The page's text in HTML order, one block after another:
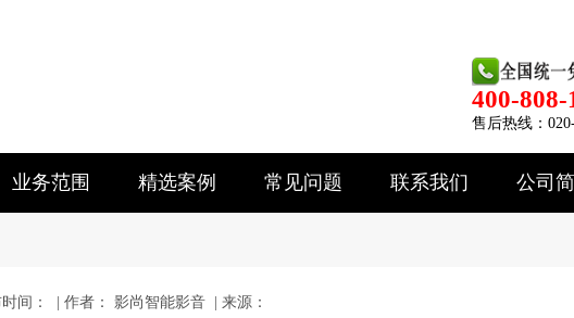
400-808-
售后热线：
业务范围 精选案例 常见问题 联系我们 公司
间： | 作者： 影尚智能影音 | 来源：